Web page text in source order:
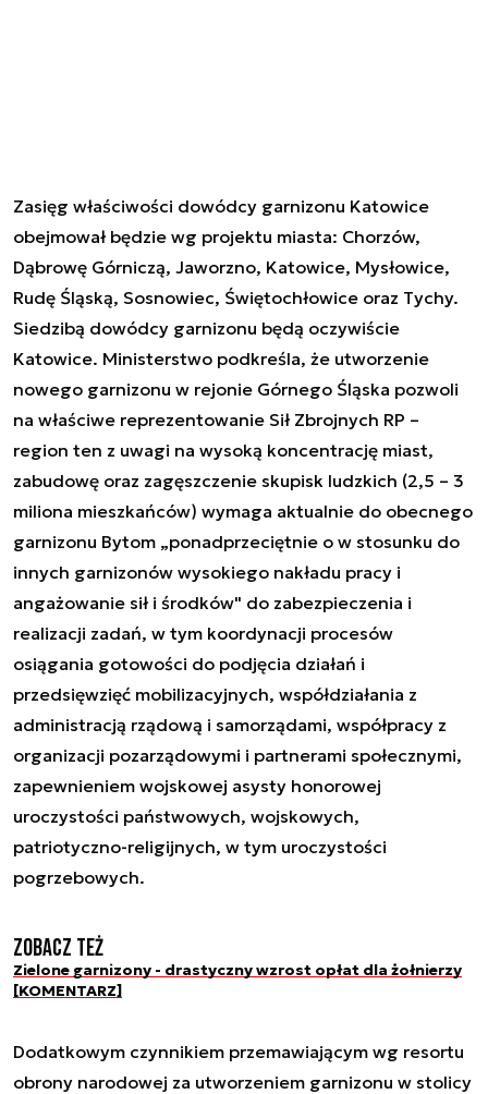
Zasięg właściwości dowódcy garnizonu Katowice
obejmował będzie wg projektu miasta: Chorzów,
Dąbrowę Górniczą, Jaworzno, Katowice, Mysłowice,
Rudę Śląską, Sosnowiec, Świętochłowice oraz Tychy.
Siedzibą dowódcy garnizonu będą oczywiście
Katowice. Ministerstwo podkreśla, że utworzenie
nowego garnizonu w rejonie Górnego Śląska pozwoli
na właściwe reprezentowanie Sił Zbrojnych RP –
region ten z uwagi na wysoką koncentrację miast,
zabudowę oraz zagęszczenie skupisk ludzkich (2,5 – 3
miliona mieszkańców) wymaga aktualnie do obecnego
garnizonu Bytom „ponadprzeciętnie o w stosunku do
innych garnizonów wysokiego nakładu pracy i
angażowanie sił i środków" do zabezpieczenia i
realizacji zadań, w tym koordynacji procesów
osiągania gotowości do podjęcia działań i
przedsięwzięć mobilizacyjnych, współdziałania z
administracją rządową i samorządami, współpracy z
organizacji pozarządowymi i partnerami społecznymi,
zapewnieniem wojskowej asysty honorowej
uroczystości państwowych, wojskowych,
patriotyczno-religijnych, w tym uroczystości
pogrzebowych.
Zobacz też
Zielone garnizony - drastyczny wzrost opłat dla żołnierzy
[KOMENTARZ]
Dodatkowym czynnikiem przemawiającym wg resortu
obrony narodowej za utworzeniem garnizonu w stolicy